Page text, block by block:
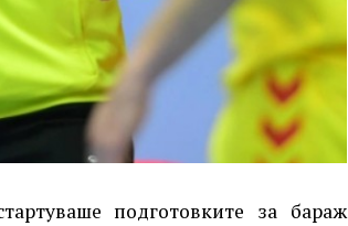
подготовките за бараж